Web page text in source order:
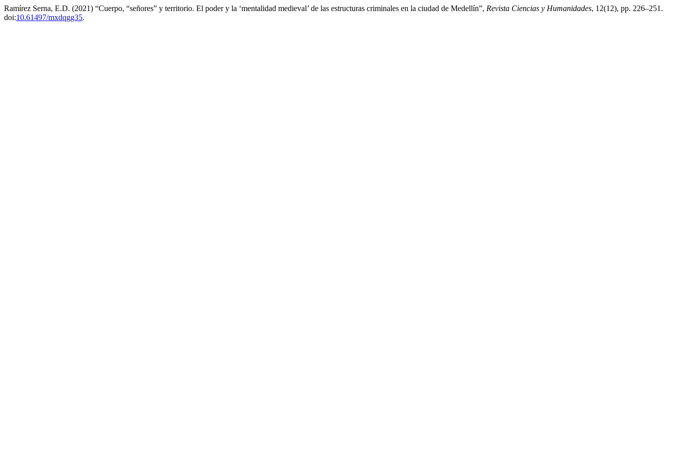
Ramírez Serna, E.D. (2021) “Cuerpo, “señores” y territorio. El poder y la ‘mentalidad medieval’ de las estructuras criminales en la ciudad de Medellín”, Revista Ciencias y Humanidades, 12(12), pp. 226–251.
doi:10.61497/mxdqgg35.